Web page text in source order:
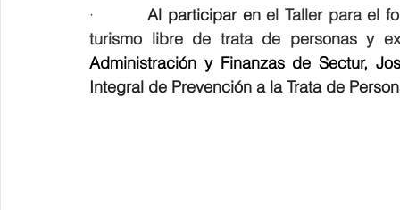
· Al participar en el Taller para el
turismo libre de trata de personas y
Administración y Finanzas de Sectur,
Integral de Prevención a la Trata de